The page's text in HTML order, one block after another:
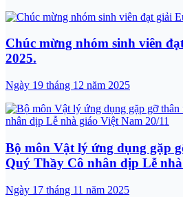
Chúc mừng nhóm sinh viên
2025.
Ngày 19 tháng 12 năm 2025
Bộ môn Vật lý ứng dụng gặp
Quý Thầy Cô nhân dịp Lễ nhà
Ngày 17 tháng 11 năm 2025